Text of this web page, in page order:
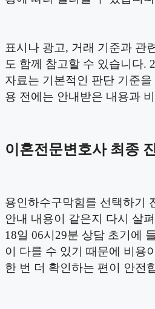
표시나 광고, 거래 기준과 관
도 함께 참고할 수 있습니다.
자료는 기본적인 판단 기준
용 전에는 안내받은 내용과
이혼전문변호사 최종
용인하수구막힘를 선택하기
안내 내용이 같은지 다시 살
18일 06시29분 상담 초기에
이 다를 수 있기 때문에 비용
한 번 더 확인하는 편이 안전